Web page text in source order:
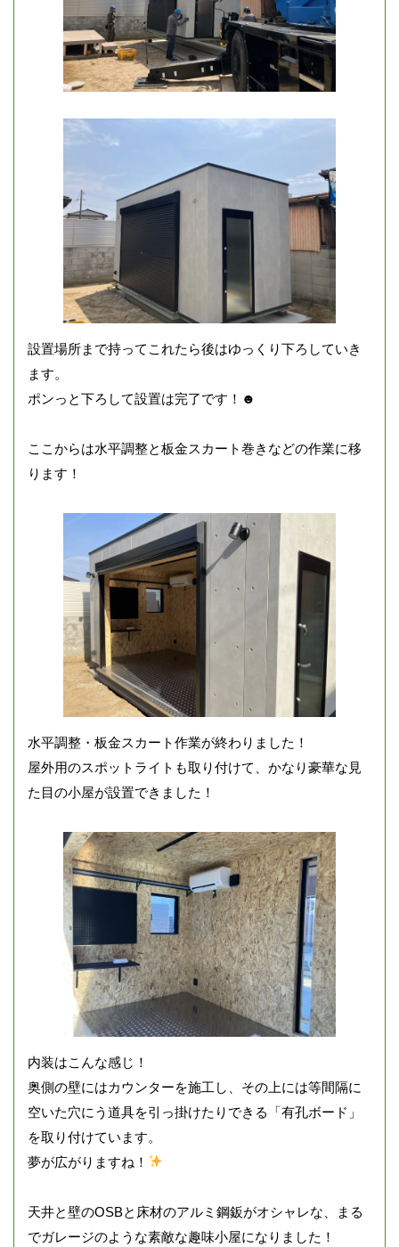
設置場所まで持ってこれたら後はゆっくり下ろしていき
ます。
ポンっと下ろして設置は完了です！☻
ここからは水平調整と板金スカート巻きなどの作業に移
ります！
水平調整・板金スカート作業が終わりました！
屋外用のスポットライトも取り付けて、かなり豪華な見
た目の小屋が設置できました！
内装はこんな感じ！
奥側の壁にはカウンターを施工し、その上には等間隔に
空いた穴にう道具を引っ掛けたりできる「有孔ボード」
を取り付けています。
夢が広がりますね！
天井と壁のOSBと床材のアルミ鋼鈑がオシャレな、まる
でガレージのような素敵な趣味小屋になりました！